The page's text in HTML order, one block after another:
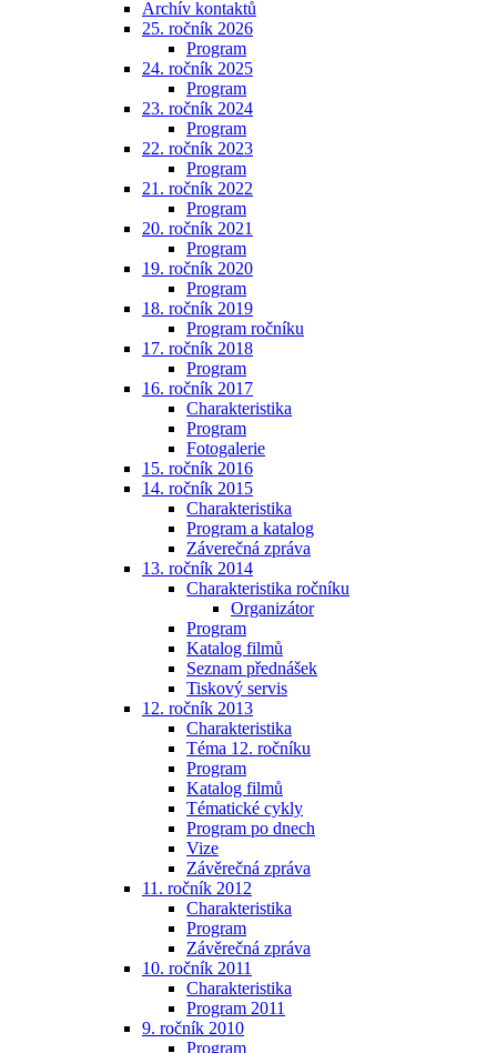
Archív kontaktů
25. ročník 2026
Program
24. ročník 2025
Program
23. ročník 2024
Program
22. ročník 2023
Program
21. ročník 2022
Program
20. ročník 2021
Program
19. ročník 2020
Program
18. ročník 2019
Program ročníku
17. ročník 2018
Program
16. ročník 2017
Charakteristika
Program
Fotogalerie
15. ročník 2016
14. ročník 2015
Charakteristika
Program a katalog
Záverečná zpráva
13. ročník 2014
Charakteristika ročníku
Organizátor
Program
Katalog filmů
Seznam přednášek
Tiskový servis
12. ročník 2013
Charakteristika
Téma 12. ročníku
Program
Katalog filmů
Tématické cykly
Program po dnech
Vize
Závěrečná zpráva
11. ročník 2012
Charakteristika
Program
Závěrečná zpráva
10. ročník 2011
Charakteristika
Program 2011
9. ročník 2010
Program